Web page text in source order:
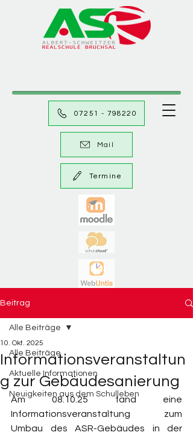
Mail
07251 - 798220
Termine
Beitrag
Alle Beiträge
Aktuelle Informationen
Neuigkeiten aus dem Schulleben
Alle Beiträge
Informationsveranstaltun
g zur Gebäudesanierung
10. Okt. 2025
Am 08.10.25 fand eine
Informationsveranstaltung zum
Umbau des ASR-Gebäudes in der